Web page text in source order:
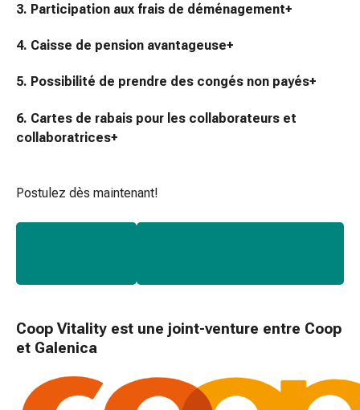
Pansements
de
pansement,
tapes
accessoires
et
Matériel
Brûlures
coups
de
Kits
de
3. Participation aux frais de déménagement+
4. Caisse de pension avantageuse+
5. Possibilité de prendre des congés non payés+
6. Cartes de rabais pour les collaborateurs et
collaboratrices+
Postulez dès maintenant!
Coop Vitality est une joint-venture entre Coop
et Galenica